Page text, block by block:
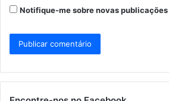
Notifique-me sobre novas